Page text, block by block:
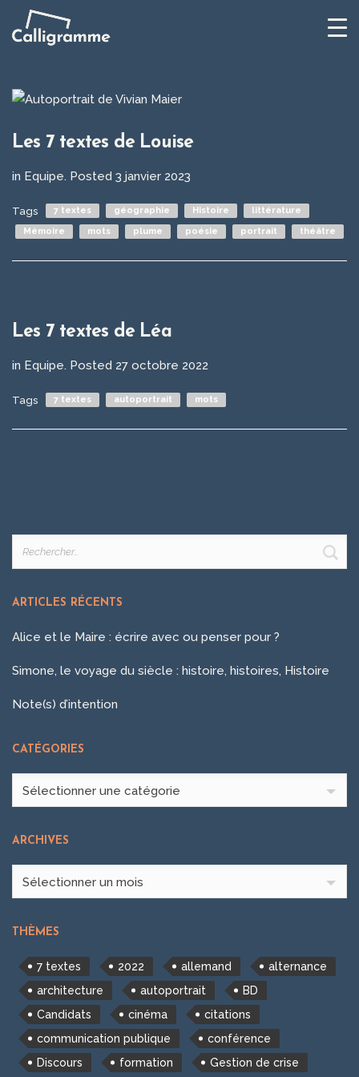
Les 7 textes de Louise
in Equipe. Posted 3 janvier 2023
Tags 7 textes géographie Histoire
littérature
Mémoire
mots plume poésie portrait théâtre
Les 7 textes de Léa
in Equipe. Posted 27 octobre 2022
Tags 7 textes autoportrait mots
Rechercher :
ARTICLES RÉCENTS
Alice et le Maire : écrire avec ou penser pour ?
Simone, le voyage du siècle : histoire, histoires, Histoire
Note(s) d’intention
CATÉGORIES
Catégories
Sélectionner une catégorie
ARCHIVES
Archives
Sélectionner un mois
THÈMES
7 textes 2022 allemand
alternance
architecture
autoportrait
BD
Candidats
cinéma
citations
communication publique
conférence
Discours
formation Gestion de crise